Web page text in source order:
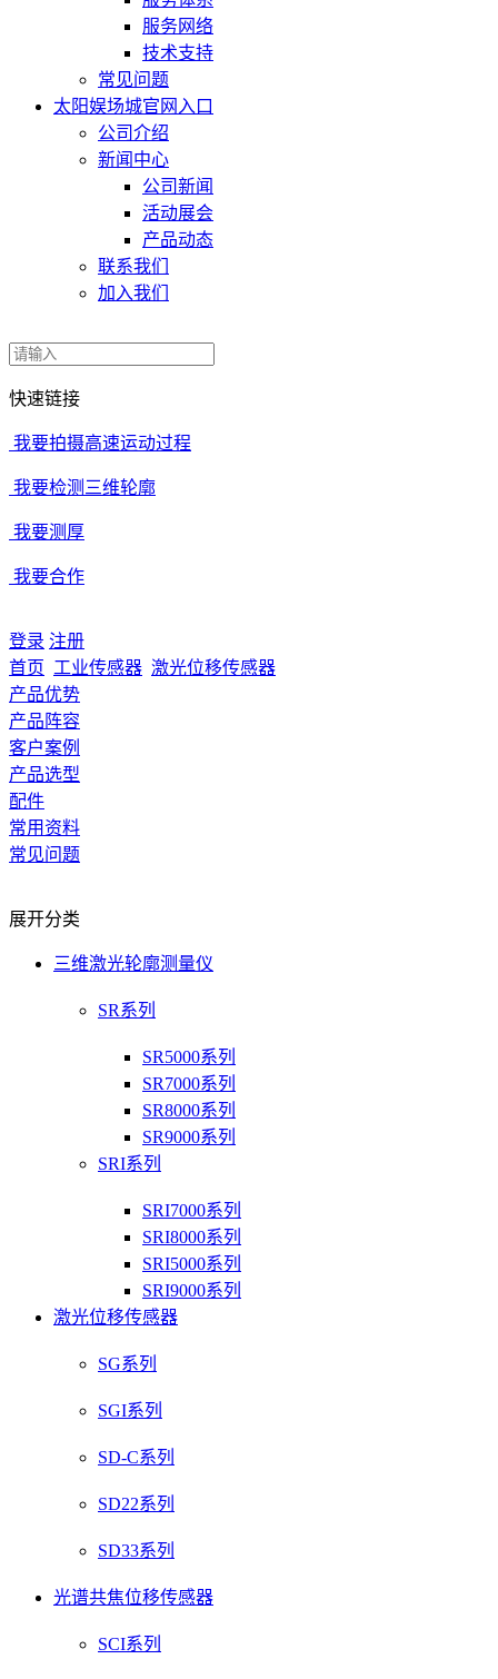
服务网络
技术支持
常见问题
太阳娱场城官网入口
公司介绍
新闻中心
公司新闻
活动展会
产品动态
联系我们
加入我们
快速链接
我要拍摄高速运动过程
我要检测三维轮廓
我要测厚
我要合作
登录 注册
首页 工业传感器 激光位移传感器
产品优势
产品阵容
客户案例
产品选型
配件
常用资料
常见问题
展开分类
三维激光轮廓测量仪
SR系列
SR5000系列
SR7000系列
SR8000系列
SR9000系列
SRI系列
SRI7000系列
SRI8000系列
SRI5000系列
SRI9000系列
激光位移传感器
SG系列
SGI系列
SD-C系列
SD22系列
SD33系列
光谱共焦位移传感器
SCI系列